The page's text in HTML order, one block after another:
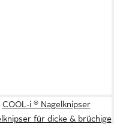
COOL-i ® Nagelknipser
für dicke & brüchige